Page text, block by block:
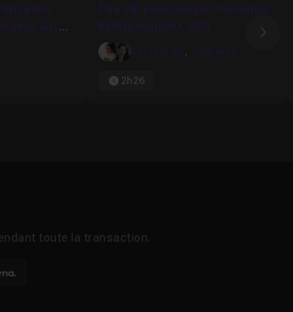
aux
de
Être VIP pour Google : Formation
Référencement, SEO
Laurent M. , Celinems
2h26
toute la transaction.